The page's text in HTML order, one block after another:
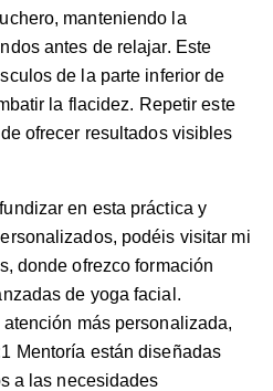
manteniendo la
antes de relajar. Este
de la parte inferior de
la flacidez. Repetir este
ofrecer resultados visibles
en esta práctica y
podéis visitar mi
, donde ofrezco formación
de yoga facial.
más personalizada,
Mentoría están diseñadas
a las necesidades